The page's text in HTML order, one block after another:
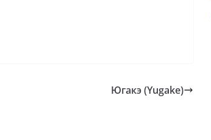
Югакэ (Yugake)